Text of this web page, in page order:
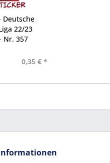
Deutsche
22/23
Nr. 357
0,35 € *